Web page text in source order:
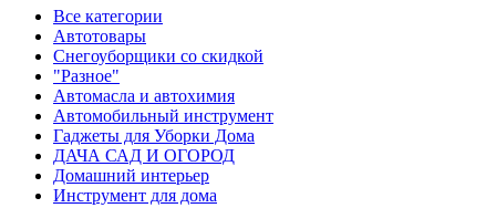
Все категории
Автотовары
Снегоуборщики со скидкой
"Разное"
Автомасла и автохимия
Автомобильный инструмент
Гаджеты для Уборки Дома
ДАЧА САД И ОГОРОД
Домашний интерьер
Инструмент для дома